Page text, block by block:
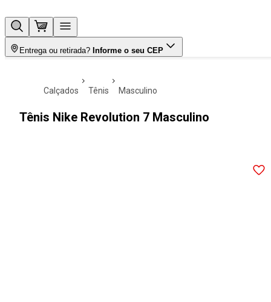
Entrega ou retirada? Informe o seu CEP
calçados tênis masculino
Tênis Nike Revolution 7 Masculino